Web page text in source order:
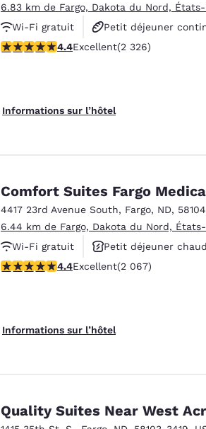
6.83 km de Fargo, Dakota du Nord,
Wi-Fi gratuit
Petit déjeuner
Petit déjeuner chaud offert
4.41 étoiles. Excellent. 2326 commentaires
4.4Excellent(2 326)
Informations sur l’hôtel
Comfort Suites Fargo
4417 23rd Avenue South, Fargo, ND, 58104
6.44 km de Fargo, Dakota du Nord,
Wi-Fi gratuit
Petit déjeuner
Animaux acceptés
4.43 étoiles. Excellent. 2067 commentaires
4.4Excellent(2 067)
Informations sur l’hôtel
Quality Suites Near West